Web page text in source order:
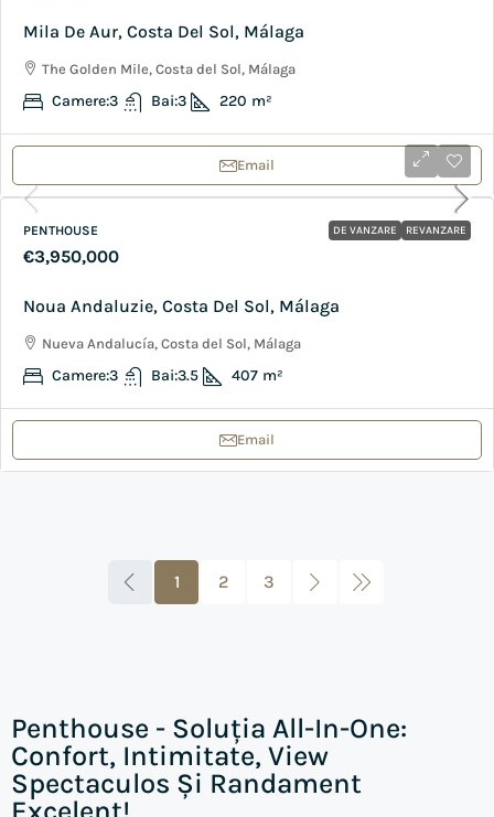
Mila De Aur, Costa Del Sol, Málaga
The Golden Mile, Costa del Sol, Málaga
Camere:3 Bai:3 220 m²
Email
DE VANZARE REVANZARE
PENTHOUSE
€3,950,000
Noua Andaluzie, Costa Del Sol, Málaga
Nueva Andalucía, Costa del Sol, Málaga
Camere:3 Bai:3.5 407 m²
Email
1 2 3
Penthouse - Soluția All-In-One:
Confort, Intimitate, View
Spectaculos Și Randament